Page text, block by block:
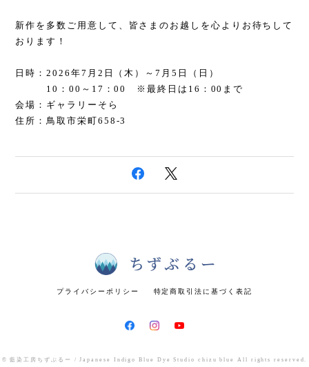
新作を多数ご用意して、皆さまのお越しを心よりお待ちして
おります！
日時：2026年7月2日（木）～7月5日（日）
10：00～17：00 ※最終日は16：00まで
会場：ギャラリーそら
住所：鳥取市栄町658-3
プライバシーポリシー 特定商取引法に基づく表記
© 藍染工房ちずぶるー / Japanese Indigo Blue Dye Studio chizu blue All rights reserved.